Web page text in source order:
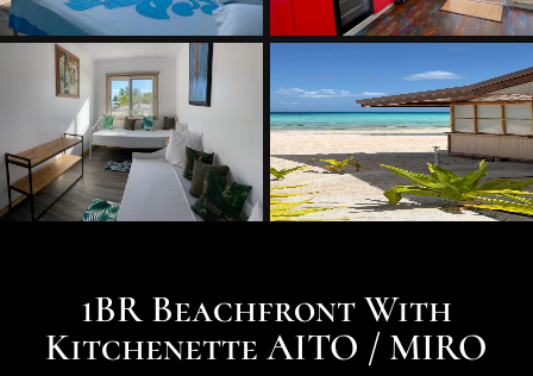
1BR Beachfront With
Kitchenette AITO / MIRO